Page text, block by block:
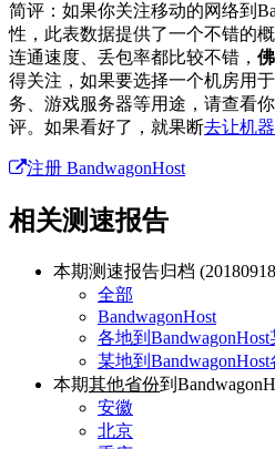
简评：如果你关注移动的网络到
性，此表数据提供了一个不错的概
连通速度、丢包率都比较不错，
得关注，如果要选择一个机房用
务、游戏服务器等用途，请查看
评。如果看好了，就果断去让机
注册 BandwagonHost
相关测速报告
本期测速报告归档
全部
BandwagonHost
各地到
某地到
本期其他省份到
安徽
北京